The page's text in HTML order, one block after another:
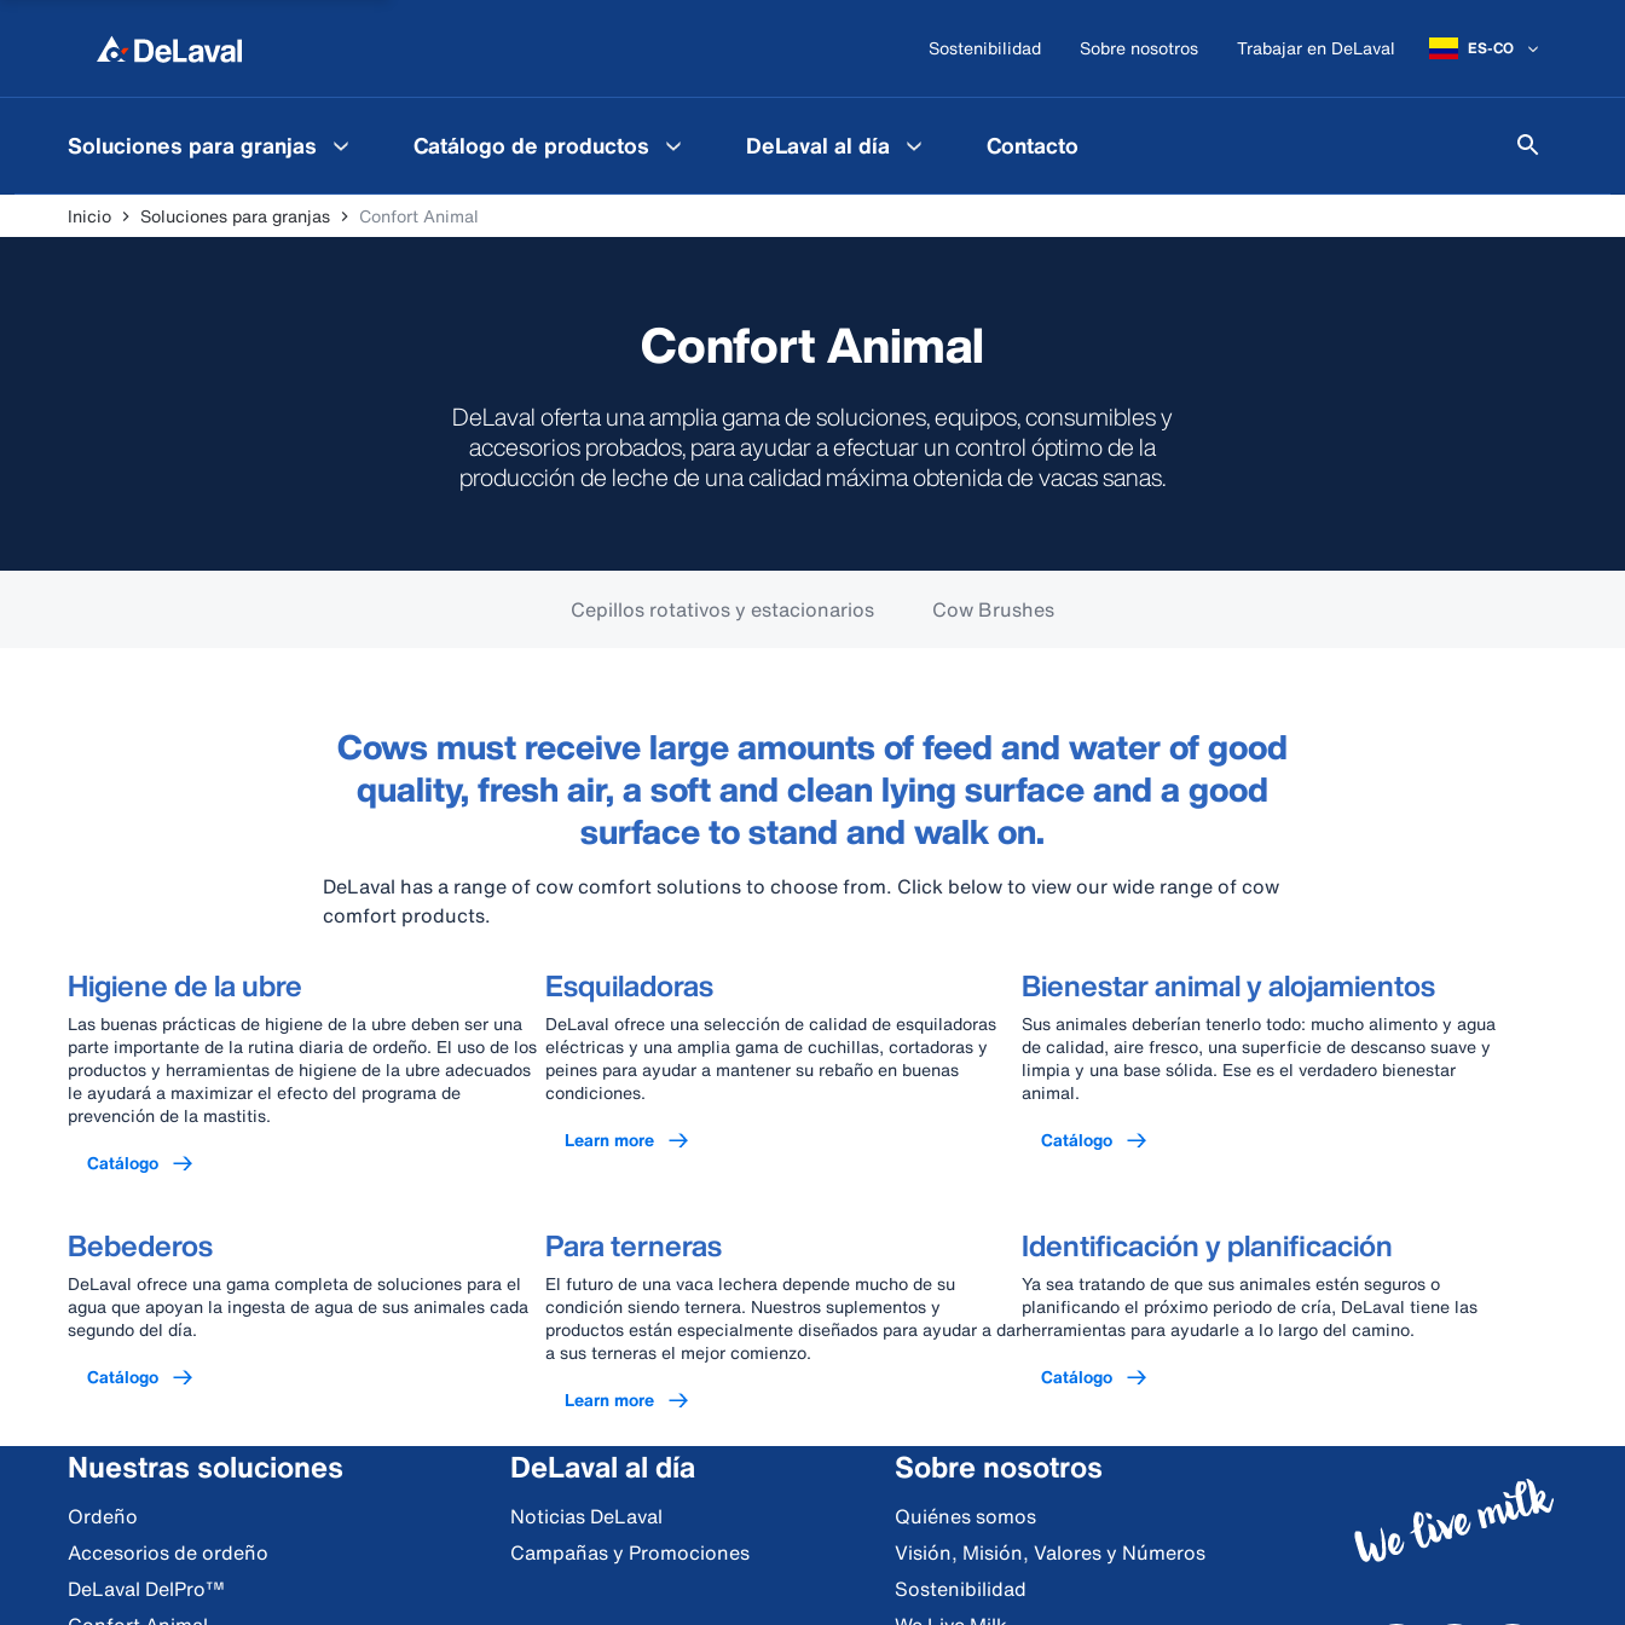
Sostenibilidad Sobre nosotros Trabajar en DeLaval ES-CO
Soluciones para granjas Catálogo de productos DeLaval al día Contacto
Inicio Soluciones para granjas Confort Animal
Confort Animal
DeLaval oferta una amplia gama de soluciones, equipos, consumibles y
accesorios probados, para ayudar a efectuar un control óptimo de la
producción de leche de una calidad máxima obtenida de vacas sanas.
Cepillos rotativos y estacionarios Cow Brushes
Cows must receive large amounts of feed and water of good
quality, fresh air, a soft and clean lying surface and a good
surface to stand and walk on.
DeLaval has a range of cow comfort solutions to choose from. Click below to view our wide range of cow
comfort products.
Higiene de la ubre
Las buenas prácticas de higiene de la ubre deben ser una
parte importante de la rutina diaria de ordeño. El uso de los
productos y herramientas de higiene de la ubre adecuados
le ayudará a maximizar el efecto del programa de
prevención de la mastitis.
Catálogo
Esquiladoras
DeLaval ofrece una selección de calidad de esquiladoras
eléctricas y una amplia gama de cuchillas, cortadoras y
peines para ayudar a mantener su rebaño en buenas
condiciones.
Learn more
Bienestar animal y alojamientos
Sus animales deberían tenerlo todo: mucho alimento y agua
de calidad, aire fresco, una superficie de descanso suave y
limpia y una base sólida. Ese es el verdadero bienestar
animal.
Catálogo
Bebederos
DeLaval ofrece una gama completa de soluciones para el
agua que apoyan la ingesta de agua de sus animales cada
segundo del día.
Catálogo
Para terneras
El futuro de una vaca lechera depende mucho de su
condición siendo ternera. Nuestros suplementos y
productos están especialmente diseñados para ayudar a dar
a sus terneras el mejor comienzo.
Learn more
Identificación y planificación
Ya sea tratando de que sus animales estén seguros o
planificando el próximo periodo de cría, DeLaval tiene las
herramientas para ayudarle a lo largo del camino.
Catálogo
Nuestras soluciones
Ordeño
Accesorios de ordeño
DeLaval DelPro™
DeLaval al día
Noticias DeLaval
Campañas y Promociones
Sobre nosotros
Quiénes somos
Visión, Misión, Valores y Números
Sostenibilidad